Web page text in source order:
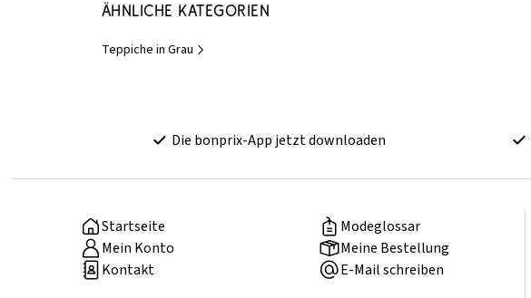
Ähnliche Kategorien
Teppiche in Grau
Die bonprix-App jetzt downloaden
Startseite
Modeglossar
Mein Konto
Meine Bestellung
Kontakt
E-Mail schreiben